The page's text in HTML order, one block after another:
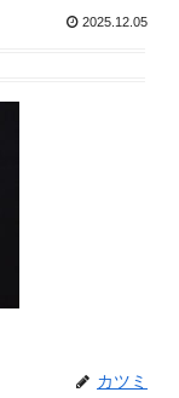
2025.12.05
カツミ